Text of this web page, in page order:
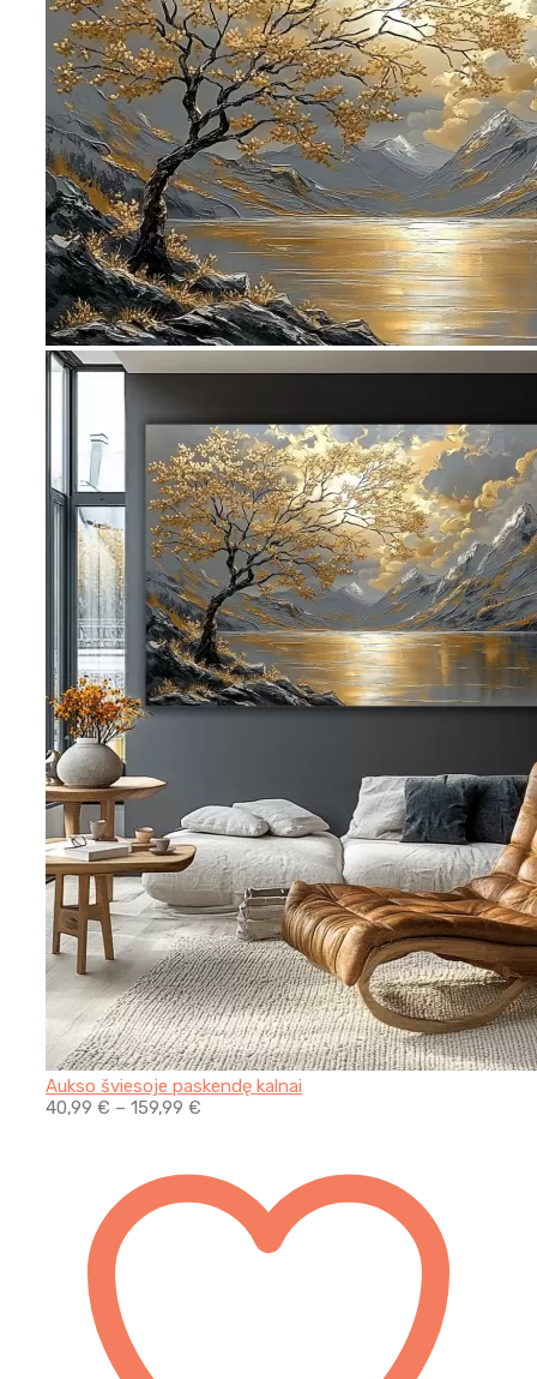
Aukso šviesoje paskendę kalnai
40,99 € – 159,99 €